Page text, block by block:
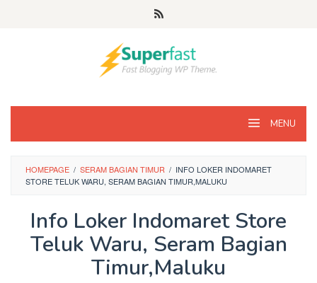
MENU
HOMEPAGE / SERAM BAGIAN TIMUR / INFO LOKER INDOMARET
STORE TELUK WARU, SERAM BAGIAN TIMUR,MALUKU
Info Loker Indomaret Store
Teluk Waru, Seram Bagian
Timur,Maluku